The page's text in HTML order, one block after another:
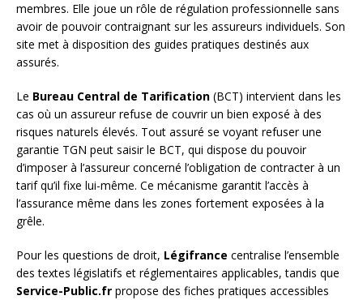
membres. Elle joue un rôle de régulation professionnelle sans
avoir de pouvoir contraignant sur les assureurs individuels. Son
site met à disposition des guides pratiques destinés aux
assurés.
Le Bureau Central de Tarification (BCT) intervient dans les
cas où un assureur refuse de couvrir un bien exposé à des
risques naturels élevés. Tout assuré se voyant refuser une
garantie TGN peut saisir le BCT, qui dispose du pouvoir
d’imposer à l’assureur concerné l’obligation de contracter à un
tarif qu’il fixe lui-même. Ce mécanisme garantit l’accès à
l’assurance même dans les zones fortement exposées à la
grêle.
Pour les questions de droit, Légifrance centralise l’ensemble
des textes législatifs et réglementaires applicables, tandis que
Service-Public.fr propose des fiches pratiques accessibles